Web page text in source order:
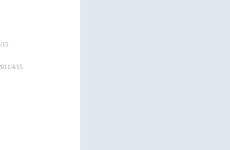
15
4/15